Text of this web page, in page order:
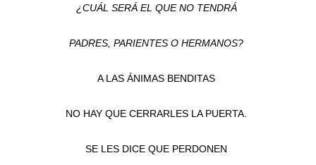
¿CUÁL SERÁ EL QUE NO TENDRÁ
PADRES, PARIENTES O HERMANOS?
A LAS ÁNIMAS BENDITAS
NO HAY QUE CERRARLES LA PUERTA.
SE LES DICE QUE PERDONEN